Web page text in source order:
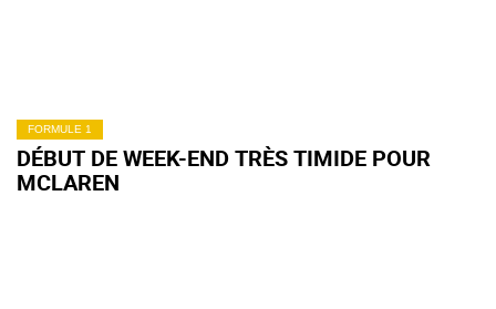
FORMULE 1
DÉBUT DE WEEK-END TRÈS TIMIDE POUR
MCLAREN